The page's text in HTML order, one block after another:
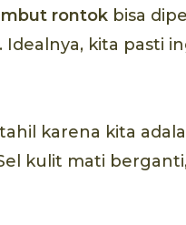
rontok bisa
kita pasti
karena kita
kulit mati